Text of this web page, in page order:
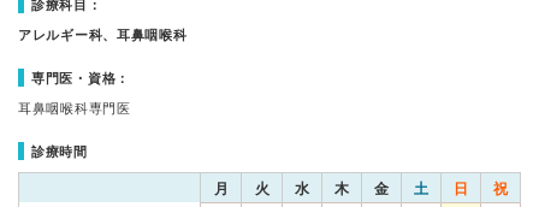
診療科目：
アレルギー科、耳鼻咽喉科
専門医・資格：
耳鼻咽喉科専門医
診療時間
月 火 水 木 金 土 日 祝